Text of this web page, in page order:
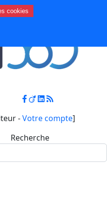
-Votre compte]
Recherche
cookies